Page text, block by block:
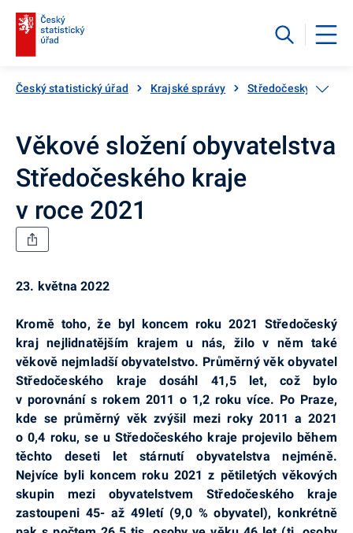
Český statistický úřad Krajské správy Středočeský kraj
Věkové složení obyvatelstva
Středočeského kraje
v roce 2021
23. května 2022
Kromě toho, že byl koncem roku 2021 Středočeský
kraj nejlidnatějším krajem u nás, žilo v něm také
věkově nejmladší obyvatelstvo. Průměrný věk obyvatel
Středočeského kraje dosáhl 41,5 let, což bylo
v porovnání s rokem 2011 o 1,2 roku více. Po Praze,
kde se průměrný věk zvýšil mezi roky 2011 a 2021
o 0,4 roku, se u Středočeského kraje projevilo během
těchto deseti let stárnutí obyvatelstva nejméně.
Nejvíce byli koncem roku 2021 z pětiletých věkových
skupin mezi obyvatelstvem Středočeského kraje
zastoupeni 45- až 49letí (9,0 % obyvatel), konkrétně